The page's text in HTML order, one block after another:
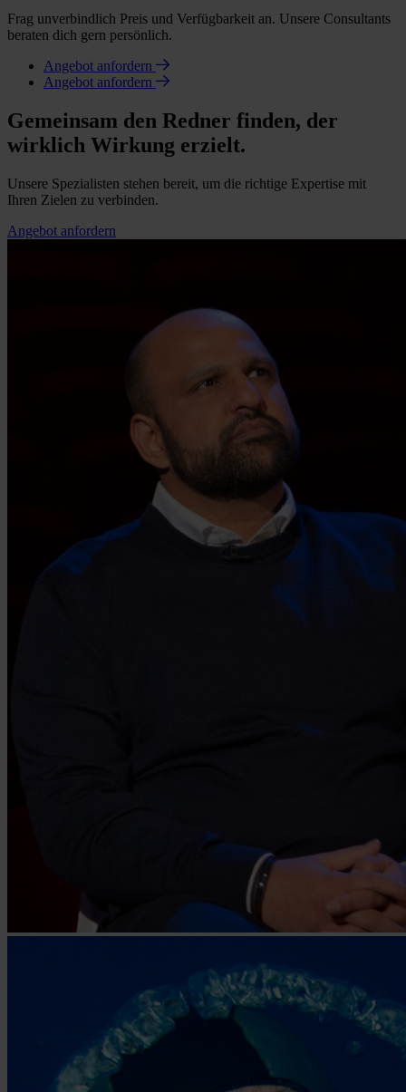
Frag unverbindlich Preis und Verfügbarkeit an. Unsere Consultants
beraten dich gern persönlich.
Angebot anfordern
Angebot anfordern
Gemeinsam den Redner finden, der
wirklich Wirkung erzielt.
Unsere Spezialisten stehen bereit, um die richtige Expertise mit
Ihren Zielen zu verbinden.
Angebot anfordern